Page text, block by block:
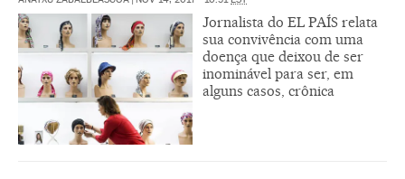
Jornalista do EL PAÍS relata
sua convivência com uma
doença que deixou de ser
inominável para ser, em
alguns casos, crônica